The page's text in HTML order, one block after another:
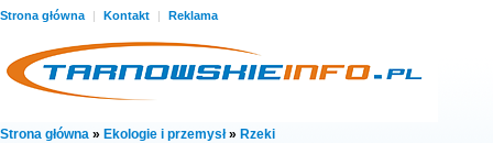
Strona główna | Kontakt | Reklama
Strona główna » Ekologie i przemysł» Rzeki